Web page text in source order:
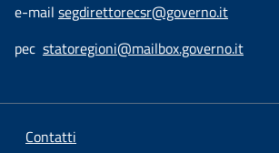
e-mail segdirettorecsr@governo.it
pec statoregioni@mailbox.governo.it
Contatti